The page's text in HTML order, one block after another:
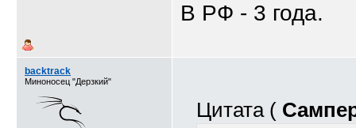
В РФ - 3 года.
backtrack
Миноносец "Дерзкий"
Цитата (